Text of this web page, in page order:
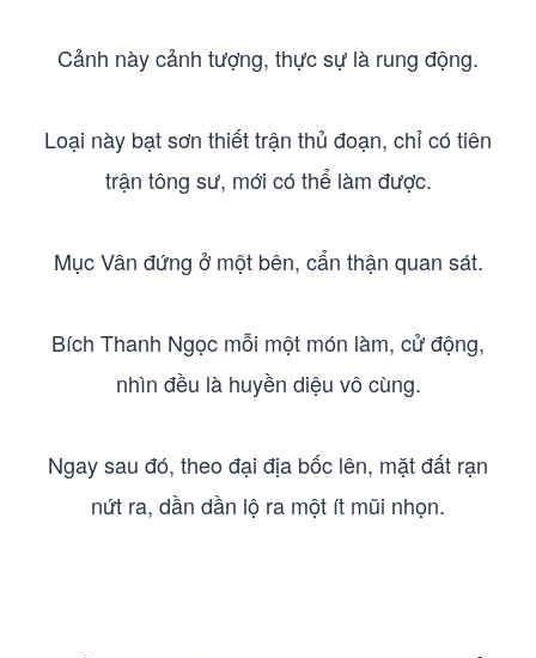
Cảnh này cảnh tượng, thực sự là rung động.
Loại này bạt sơn thiết trận thủ đoạn, chỉ có tiên
trận tông sư, mới có thể làm được.
Mục Vân đứng ở một bên, cẩn thận quan sát.
Bích Thanh Ngọc mỗi một món làm, cử động,
nhìn đều là huyền diệu vô cùng.
Ngay sau đó, theo đại địa bốc lên, mặt đất rạn
nứt ra, dần dần lộ ra một ít mũi nhọn.